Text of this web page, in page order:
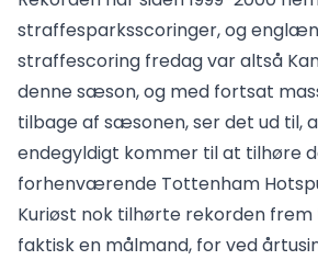
straffesparksscoringer, og
straffescoring fredag var altså
denne sæson, og med fortsat
tilbage af sæsonen, ser det ud til,
endegyldigt kommer til at tilhøre
forhenværende Tottenham
Kuriøst nok tilhørte rekorden
faktisk en målmand, for ved